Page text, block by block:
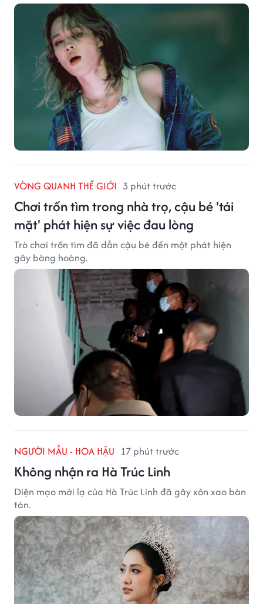
VÒNG QUANH THẾ GIỚI 3 phút trước
Chơi trốn tìm trong nhà trọ, cậu bé 'tái
mặt' phát hiện sự việc đau lòng
Trò chơi trốn tìm đã dẫn cậu bé đến một phát hiện
gây bàng hoàng.
NGƯỜI MẪU - HOA HẬU 17 phút trước
Không nhận ra Hà Trúc Linh
Diện mạo mới lạ của Hà Trúc Linh đã gây xôn xao bàn
tán.